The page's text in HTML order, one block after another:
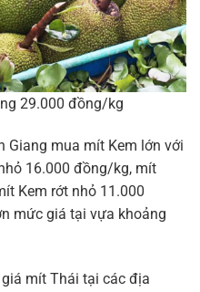
29.000 đồng/kg
Giang mua mít Kem lớn với
16.000 đồng/kg, mít
Kem rớt nhỏ 11.000
mức giá tại vựa khoảng
mít Thái tại các địa